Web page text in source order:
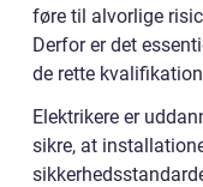
føre til alvorlige
Derfor er det
de rette
Elektrikere er
sikre, at